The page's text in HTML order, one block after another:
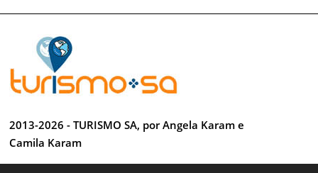
2013-2026 - TURISMO SA, por Angela Karam e
Camila Karam